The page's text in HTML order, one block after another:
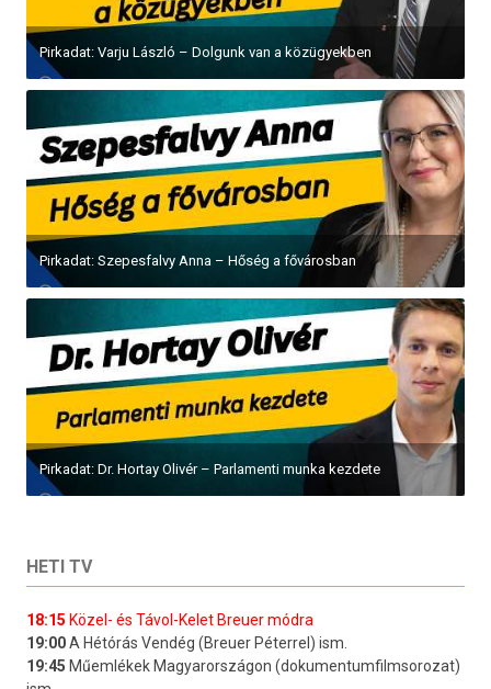
Pirkadat: Varju László – Dolgunk van a közügyekben
Pirkadat: Szepesfalvy Anna – Hőség a fővárosban
Pirkadat: Dr. Hortay Olivér – Parlamenti munka kezdete
HETI TV